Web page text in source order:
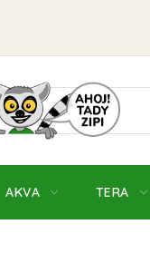
Obchodní
AKVA TERA